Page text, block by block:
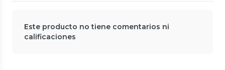
Este producto no tiene comentarios ni
calificaciones